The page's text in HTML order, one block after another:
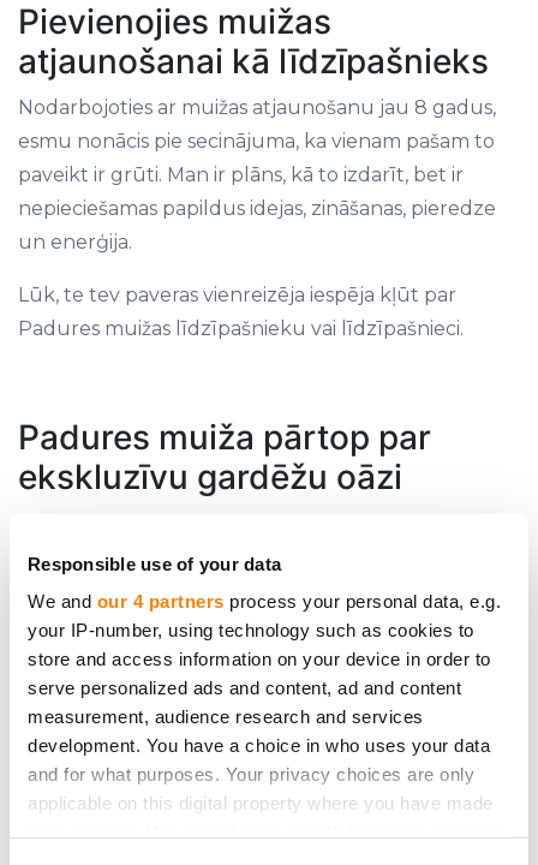
Responsible use of your data
We and our 4 partners process your personal data, e.g.
your IP-number, using technology such as cookies to
store and access information on your device in order to
serve personalized ads and content, ad and content
measurement, audience research and services
development. You have a choice in who uses your data
and for what purposes. Your privacy choices are only
applicable on this digital property where you have made
Pievienojies muižas
atjaunošanai kā līdzīpašnieks
Nodarbojoties ar muižas atjaunošanu jau 8 gadus,
esmu nonācis pie secinājuma, ka vienam pašam to
paveikt ir grūti. Man ir plāns, kā to izdarīt, bet ir
nepieciešamas papildus idejas, zināšanas, pieredze
un enerģija.
Lūk, te tev paveras vienreizēja iespēja kļūt par
Padures muižas līdzīpašnieku vai līdzīpašnieci.
Padures muiža pārtop par
ekskluzīvu gardēžu oāzi
restaurēšanu un pārbūvēšanu ar mērķi izveidot
gardēžu viesnīcu. Tas nozīmē, ka viesi var
norezervēt ceļazīmes 3 vai 5 dienu ilgumā uz
meistarklasēm vēsturiskā ēkā un iemācīties gatavot
dažādus ēdienus no senām pavārgrāmatām.
Produkti tiks iepirkti apkārtējās saimniecībās, radot
pienesumu Kuldīgas novada lauksaimniekiem.
Vakarus viesi varēs pavadīt muižā saviesīgās sarunās